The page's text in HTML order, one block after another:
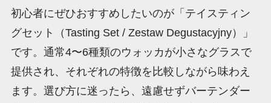
初心者にぜひおすすめしたいのが「テイスティン
グセット（Tasting Set / Zestaw Degustacyjny）」
です。通常4〜6種類のウォッカが小さなグラスで
提供され、それぞれの特徴を比較しながら味わえ
ます。選び方に迷ったら、遠慮せずバーテンダー